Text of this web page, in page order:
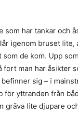
som har tankar och
igenom bruset
de kom. Upp
fort man har åsikter
sig – i
för yttranden från
gräva lite djupare